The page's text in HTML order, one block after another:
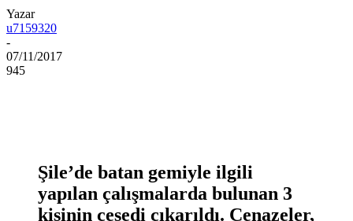
Yazar
u7159320
-
07/11/2017
945
Şile’de batan gemiyle ilgili
yapılan çalışmalarda bulunan 3
kişinin cesedi çıkarıldı. Cenazeler,